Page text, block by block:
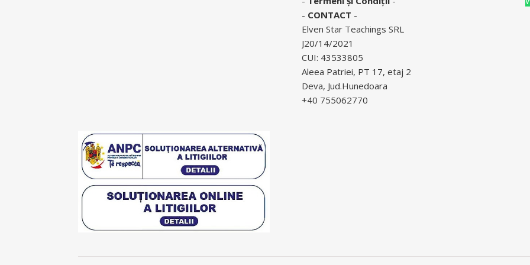
- CONTACT -
Elven Star Teachings SRL
J20/14/2021
CUI: 43533805
Aleea Patriei, PT 17, etaj 2
Deva, Jud.Hunedoara
+40 755062770